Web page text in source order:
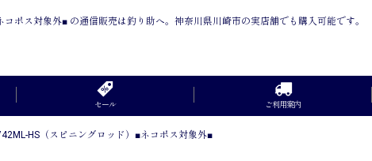
ポス対象外■ の通信販売は釣り助へ。神奈川県川崎市の実店舗でも購入可能です。
セール ご利用案内
HS（スピニングロッド）■ネコポス対象外■